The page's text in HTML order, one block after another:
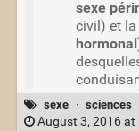
sexe
civil) et la
hormonal
sexe · sciences
August 3, 2016 at